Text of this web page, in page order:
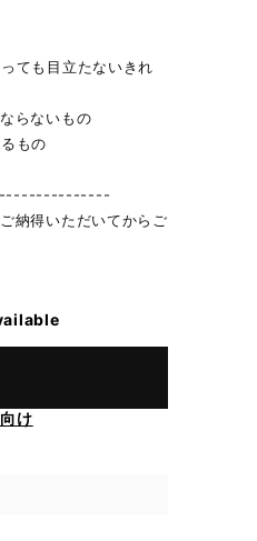
ても目立たないきれ
らないもの
もの
納得いただいてからご
け